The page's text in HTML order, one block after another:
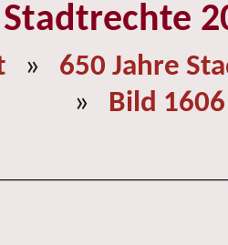
» 650 Jahre
» Bild 1606